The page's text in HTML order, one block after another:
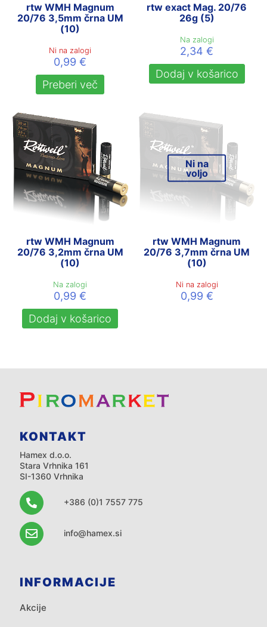
rtw WMH Magnum
20/76 3,5mm črna UM
(10)
Ni na zalogi
0,99€
Preberi več
rtw exact Mag. 20/76
26g (5)
Na zalogi
2,34€
Dodaj v košarico
rtw WMH Magnum
20/76 3,2mm črna UM
(10)
Na zalogi
0,99€
Dodaj v košarico
Ni na
voljo
rtw WMH Magnum
20/76 3,7mm črna UM
(10)
Ni na zalogi
0,99 €
KONTAKT
Hamex d.o.o.
Stara Vrhnika 161
SI-1360 Vrhnika
+386 (0)1 7557 775
info@hamex.si
INFORMACIJE
Akcije